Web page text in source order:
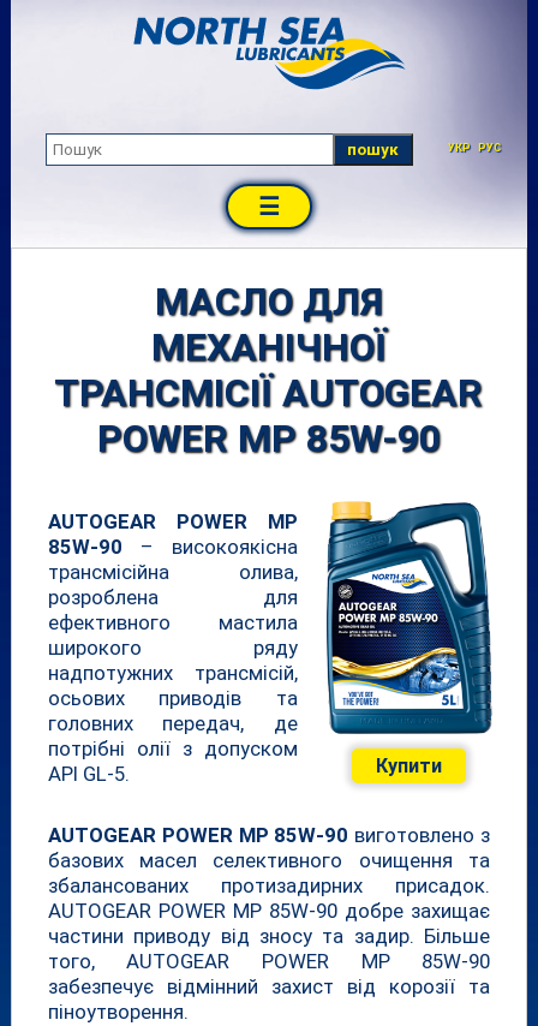
пошук УКР РУС
☰
МАСЛО ДЛЯ
МЕХАНІЧНОЇ
ТРАНСМІСІЇ AUTOGEAR
POWER MP 85W-90
Купити
AUTOGEAR POWER MP
85W-90 – високоякісна
трансмісійна олива,
розроблена для
ефективного мастила
широкого ряду
надпотужних трансмісій,
осьових приводів та
головних передач, де
потрібні олії з допуском
API GL-5.
AUTOGEAR POWER MP 85W-90 виготовлено з
базових масел селективного очищення та
збалансованих протизадирних присадок.
AUTOGEAR POWER MP 85W-90 добре захищає
частини приводу від зносу та задир. Більше
того, AUTOGEAR POWER MP 85W-90
забезпечує відмінний захист від корозії та
піноутворення.